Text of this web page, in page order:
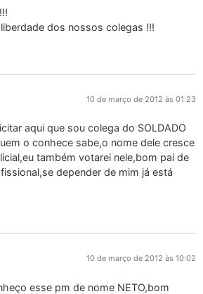
dos nossos colegas !!!
10 de março de 2012 às 01:23
aqui que sou colega do SOLDADO
o conhece sabe,o nome dele cresce
também votarei nele,bom pai de
depender de mim já está
10 de março de 2012 às 10:02
esse pm de nome NETO,bom